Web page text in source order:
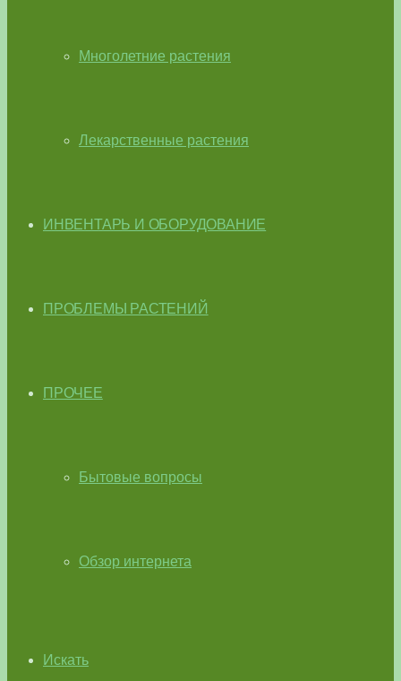
Многолетние растения
Лекарственные растения
ИНВЕНТАРЬ И ОБОРУДОВАНИЕ
ПРОБЛЕМЫ РАСТЕНИЙ
ПРОЧЕЕ
Бытовые вопросы
Обзор интернета
Искать